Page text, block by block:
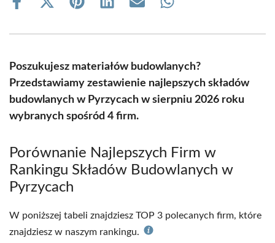
Share
Share
(Twitter)
Share Share Share Share
Poszukujesz materiałów budowlanych?
Przedstawiamy zestawienie najlepszych składów
budowlanych w Pyrzycach w sierpniu 2026 roku
wybranych spośród 4 firm.
Porównanie Najlepszych Firm w
Rankingu Składów Budowlanych w
Pyrzycach
W poniższej tabeli znajdziesz TOP 3 polecanych firm, które
znajdziesz w naszym rankingu.